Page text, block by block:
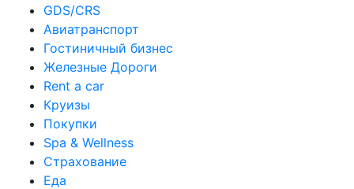
GDS/CRS
Авиатранспорт
Гостиничный бизнес
Железные Дороги
Rent a car
Круизы
Покупки
Spa & Wellness
Страхование
Еда